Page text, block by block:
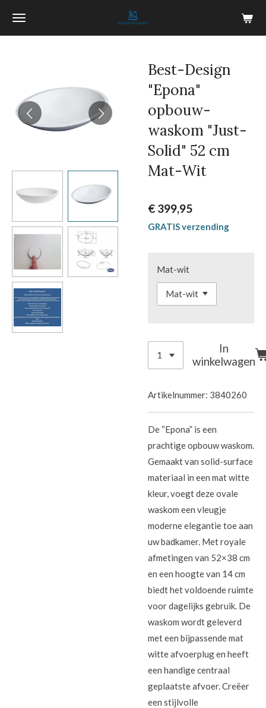
Ga
Best-Design
"Epona"
opbouw-
waskom "Just-
Solid" 52 cm
Mat-Wit
€ 399,95
GRATIS verzending
Mat-wit
In
winkelwagen
Artikelnummer: 3840260
De “Epona” is een
prachtige opbouw waskom.
Gemaakt van solid-surface
materiaal in een mat witte
kleur, voegt deze ovale
waskom een vleugje
moderne elegantie toe aan
uw badkamer. Met royale
afmetingen van 52×38 cm
en een hoogte van 14 cm
biedt het voldoende ruimte
voor dagelijks gebruik. De
waskom wordt geleverd
met een bijpassende mat
witte afvoerplug en heeft
een handige centraal
geplaatste afvoer. Creëer
een stijlvolle